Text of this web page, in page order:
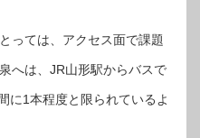
っては、アクセス面で課題
へは、JR山形駅からバスで
に1本程度と限られているよ